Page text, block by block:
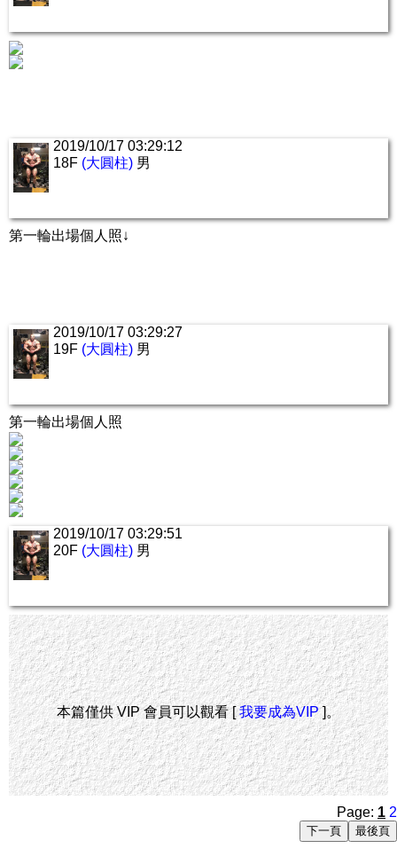
2019/10/17 03:29:12
18F (大圓柱) 男
第一輪出場個人照↓
2019/10/17 03:29:27
19F (大圓柱) 男
第一輪出場個人照
2019/10/17 03:29:51
20F (大圓柱) 男
本篇僅供 VIP 會員可以觀看 [我要成為VIP]。
Page: 1 2